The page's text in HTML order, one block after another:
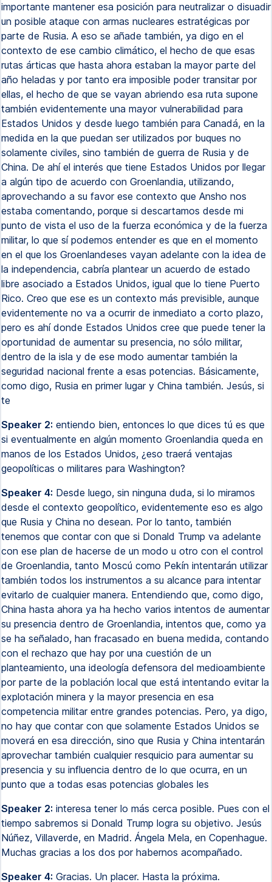
importante mantener esa posición para neutralizar o disuadir
un posible ataque con armas nucleares estratégicas por
parte de Rusia. A eso se añade también, ya digo en el
contexto de ese cambio climático, el hecho de que esas
rutas árticas que hasta ahora estaban la mayor parte del
año heladas y por tanto era imposible poder transitar por
ellas, el hecho de que se vayan abriendo esa ruta supone
también evidentemente una mayor vulnerabilidad para
Estados Unidos y desde luego también para Canadá, en la
medida en la que puedan ser utilizados por buques no
solamente civiles, sino también de guerra de Rusia y de
China. De ahí el interés que tiene Estados Unidos por llegar
a algún tipo de acuerdo con Groenlandia, utilizando,
aprovechando a su favor ese contexto que Ansho nos
estaba comentando, porque si descartamos desde mi
punto de vista el uso de la fuerza económica y de la fuerza
militar, lo que sí podemos entender es que en el momento
en el que los Groenlandeses vayan adelante con la idea de
la independencia, cabría plantear un acuerdo de estado
libre asociado a Estados Unidos, igual que lo tiene Puerto
Rico. Creo que ese es un contexto más previsible, aunque
evidentemente no va a ocurrir de inmediato a corto plazo,
pero es ahí donde Estados Unidos cree que puede tener la
oportunidad de aumentar su presencia, no sólo militar,
dentro de la isla y de ese modo aumentar también la
seguridad nacional frente a esas potencias. Básicamente,
como digo, Rusia en primer lugar y China también. Jesús, si
te
Speaker 2: entiendo bien, entonces lo que dices tú es que
si eventualmente en algún momento Groenlandia queda en
manos de los Estados Unidos, ¿eso traerá ventajas
geopolíticas o militares para Washington?
Speaker 4: Desde luego, sin ninguna duda, si lo miramos
desde el contexto geopolítico, evidentemente eso es algo
que Rusia y China no desean. Por lo tanto, también
tenemos que contar con que si Donald Trump va adelante
con ese plan de hacerse de un modo u otro con el control
de Groenlandia, tanto Moscú como Pekín intentarán utilizar
también todos los instrumentos a su alcance para intentar
evitarlo de cualquier manera. Entendiendo que, como digo,
China hasta ahora ya ha hecho varios intentos de aumentar
su presencia dentro de Groenlandia, intentos que, como ya
se ha señalado, han fracasado en buena medida, contando
con el rechazo que hay por una cuestión de un
planteamiento, una ideología defensora del medioambiente
por parte de la población local que está intentando evitar la
explotación minera y la mayor presencia en esa
competencia militar entre grandes potencias. Pero, ya digo,
no hay que contar con que solamente Estados Unidos se
moverá en esa dirección, sino que Rusia y China intentarán
aprovechar también cualquier resquicio para aumentar su
presencia y su influencia dentro de lo que ocurra, en un
punto que a todas esas potencias globales les
Speaker 2: interesa tener lo más cerca posible. Pues con el
tiempo sabremos si Donald Trump logra su objetivo. Jesús
Núñez, Villaverde, en Madrid. Ángela Mela, en Copenhague.
Muchas gracias a los dos por habernos acompañado.
Speaker 4: Gracias. Un placer. Hasta la próxima.